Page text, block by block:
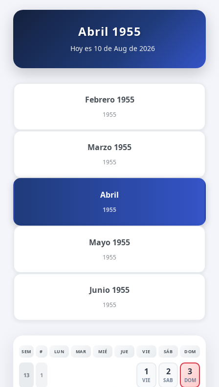
Abril 1955
Hoy es 10 de Aug de 2026
Febrero 1955
1955
Marzo 1955
1955
Abril
1955
Mayo 1955
1955
Junio 1955
1955
SEM # LUN MAR MIÉ JUE VIE SÁB DOM
13 1 1
VIE
2
SAB
3
DOM